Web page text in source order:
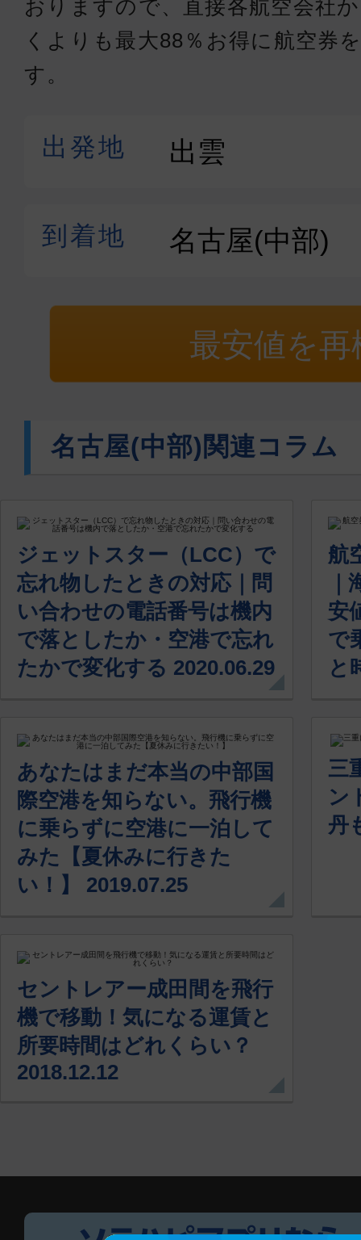
おりますので、直接各航空会社
くよりも最大88％お得に航空券
す。
最安値を再
名古屋(中部)関連コラム
ジェットスター（LCC）で
忘れ物したときの対応｜問
い合わせの電話番号は機内
で落としたか・空港で忘れ
たかで変化する 2020.06.29
航
安
で
と
あなたはまだ本当の中部国
際空港を知らない。飛行機
に乗らずに空港に一泊して
みた【夏休みに行きた
い！】 2019.07.25
三
ン
丹
セントレアー成田間を飛行
機で移動！気になる運賃と
所要時間はどれくらい？
2018.12.12